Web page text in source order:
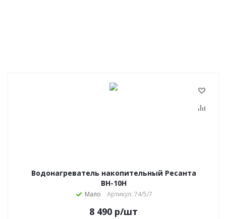
Водонагреватель накопительный Ресанта
ВН-10Н
Мало Артикул: 74/5/7
8 490 р/шт